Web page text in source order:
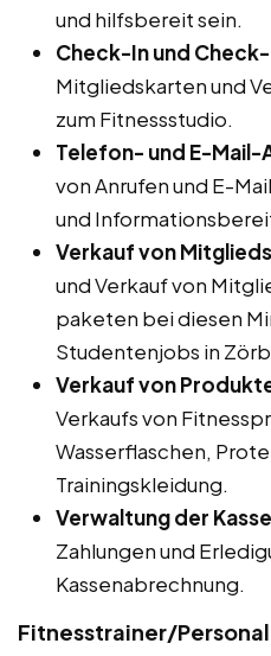
und hilfsbereit sein.
Check-In und
Mitgliedskarten und
zum Fitnessstudio.
Telefon- und E-Mail-
von Anrufen und E-
und
Verkauf von
und Verkauf von
paketen bei diesen
Studentenjobs in
Verkauf von
Verkaufs von
Wasserflaschen,
Trainingskleidung.
Verwaltung der
Zahlungen und
Kassenabrechnung.
Fitnesstrainer/